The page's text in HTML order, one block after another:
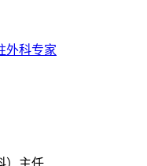
外科专家
）主任